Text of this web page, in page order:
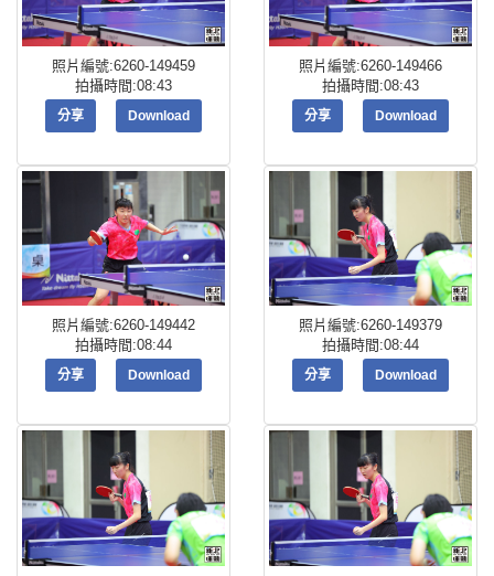
照片編號:6260-149459
拍攝時間:08:43
分享 Download
照片編號:6260-149466
拍攝時間:08:43
分享 Download
照片編號:6260-149442
拍攝時間:08:44
分享 Download
照片編號:6260-149379
拍攝時間:08:44
分享 Download